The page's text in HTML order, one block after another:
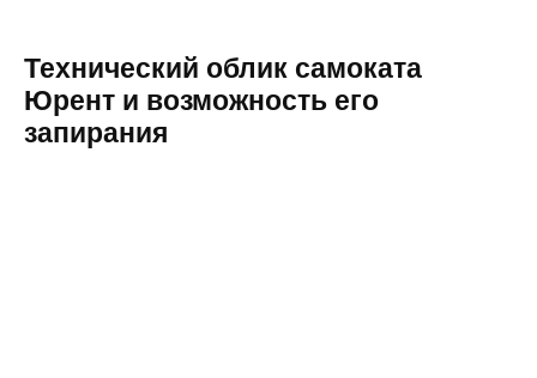
Технический облик самоката
Юрент и возможность его
запирания